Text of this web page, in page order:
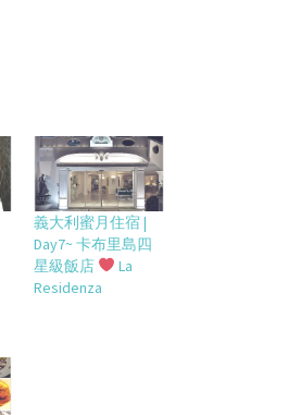
義大利蜜月住宿 |
Day7~ 卡布里島四
星級飯店
La
Residenza